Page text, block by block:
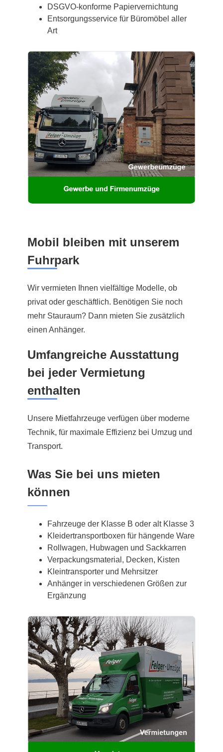
DSGVO-konforme Papiervernichtung
Entsorgungsservice für Büromöbel aller
Art
Mobil bleiben mit unserem
Fuhrpark
Wir vermieten Ihnen vielfältige Modelle, ob
privat oder geschäftlich. Benötigen Sie noch
mehr Stauraum? Dann mieten Sie zusätzlich
einen Anhänger.
Umfangreiche Ausstattung
bei jeder Vermietung
enthalten
Unsere Mietfahrzeuge verfügen über moderne
Technik, für maximale Effizienz bei Umzug und
Transport.
Was Sie bei uns mieten
können
Fahrzeuge der Klasse B oder alt Klasse 3
Kleidertransportboxen für hängende Ware
Rollwagen, Hubwagen und Sackkarren
Verpackungsmaterial, Decken, Kisten
Kleintransporter und Mehrsitzer
Anhänger in verschiedenen Größen zur
Ergänzung